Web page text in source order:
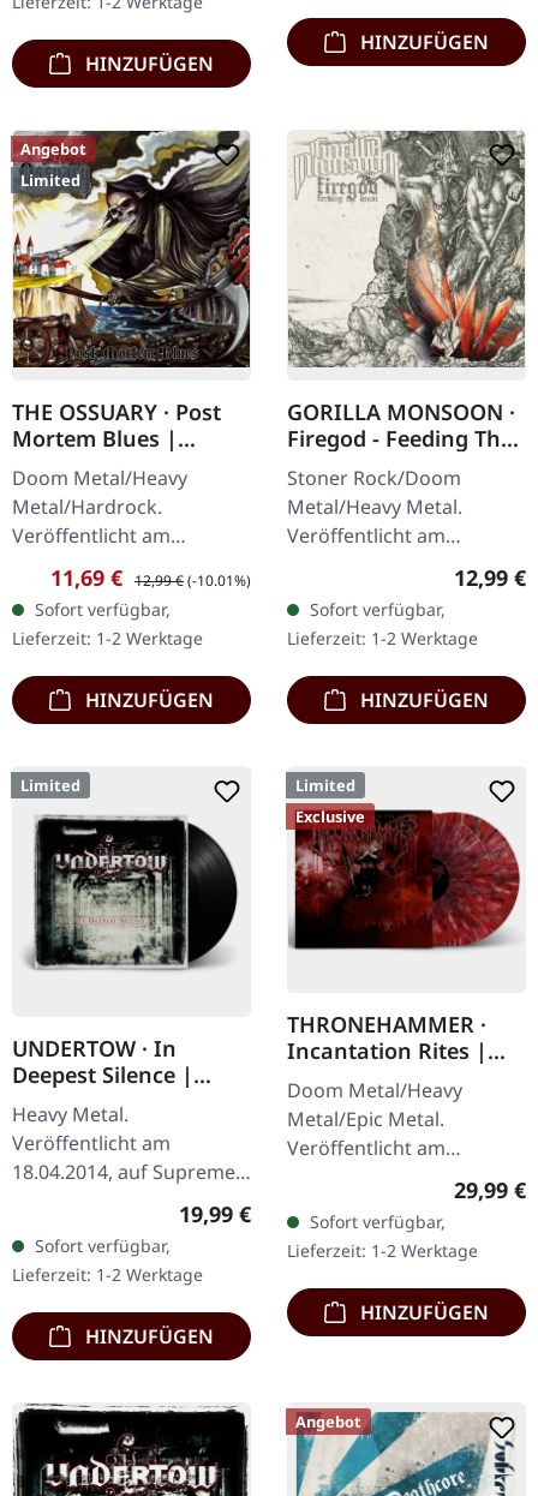
Booklet.…
HINZUFÜGEN
HINZUFÜGEN
Angebot
Limited
THE OSSUARY · Post
Mortem Blues |
DIGIPAK CD
Doom Metal/Heavy
Metal/Hardrock.
Veröffentlicht am
17.02.2017, auf Supreme
Chaos Records. Limitierte
Erstauflage als Digipak.
Debüt-Album der…
Verkaufspreis:
11,69 € Regulärer Preis:
12,99 €(-10.01%)
Sofort verfügbar,
Lieferzeit: 1-2 Werktage
HINZUFÜGEN
GORILLA MONSOON ·
Firegod - Feeding The
Beast | CD
Stoner Rock/Doom
Metal/Heavy Metal.
Veröffentlicht am
11.05.2018, auf Supreme
Chaos Records. CD im
Jewelcase mit 8-seitigem
Booklet. Das dritte
Album…
12,99 €
Sofort verfügbar,
Lieferzeit: 1-2 Werktage
HINZUFÜGEN
Limited
UNDERTOW · In
Deepest Silence |
BLACK LP
Heavy Metal.
Veröffentlicht am
18.04.2014, auf Supreme
Schwarzes Vinyl im
Gatefold-Cover. Limitiert
auf 200 Exemplare. · 180g
Vinyl…
Regulärer Preis:
19,99 €
Sofort verfügbar,
Lieferzeit: 1-2 Werktage
HINZUFÜGEN
Limited
Exclusive
THRONEHAMMER ·
Incantation Rites |
SPLATTER 2LP
Doom Metal/Heavy
Metal/Epic Metal.
Veröffentlicht am
21.10.2022, auf Supreme
Chaos Records. SCR-
exklusives Transparent
Rot/Schwarz/Weiß…
29,99 €
Sofort verfügbar,
Lieferzeit: 1-2 Werktage
HINZUFÜGEN
Angebot